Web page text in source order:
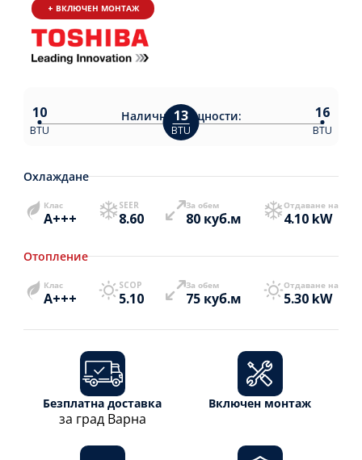
+ ВКЛЮЧЕН МОНТАЖ
Наличнимощности:
10
BTU
13
BTU
16
BTU
Охлаждане
Клас
A+++
SEER
8.60
За обем
80 куб.м
Отдаване на
4.10 kW
Отопление
Клас
A+++
SCOP
5.10
За обем
75 куб.м
Отдаване на
5.30 kW
Безплатна доставка
за град Варна
Включен монтаж